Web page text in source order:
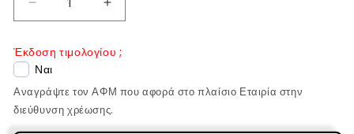
Decrease
quantity
Computer
Desk
Corner
Desk
Vintage
Increase
quantity
Computer
Corner
Desk
Vintage
Έκδοση τιμολογίου ;
Ναι
Αναγράψτε τον ΑΦΜ που αφορά στο πλαίσιο Εταιρία στην
διεύθυνση χρέωσης.